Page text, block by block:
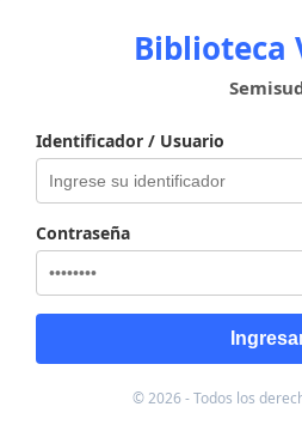
Biblioteca
Identificador / Usuario
Contraseña
© 2026 - Todos los